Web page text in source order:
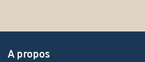
A propos